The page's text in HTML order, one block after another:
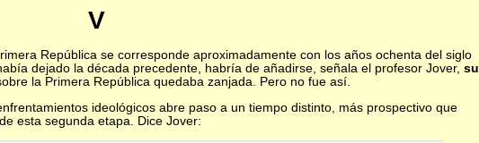
V
República se corresponde aproximadamente con los años ochenta del siglo
dejado la década precedente, habría de añadirse, señala el profesor Jover, su
la Primera República quedaba zanjada. Pero no fue así.
ideológicos abre paso a un tiempo distinto, más prospectivo que
esta segunda etapa. Dice Jover: